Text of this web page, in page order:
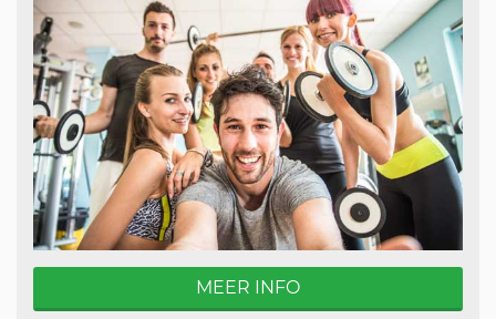
MEER INFO